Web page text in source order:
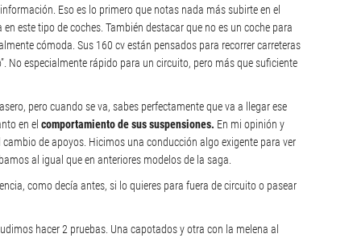
Eso es lo primero que notas nada más subirte en el
este tipo de coches. También destacar que no es un coche para
cómoda. Sus 160 cv están pensados para recorrer carreteras
No especialmente rápido para un circuito, pero más que suficiente
pero cuando se va, sabes perfectamente que va a llegar ese
en el comportamiento de sus suspensiones. En mi opinión y
de apoyos. Hicimos una conducción algo exigente para ver
al igual que en anteriores modelos de la saga.
como decía antes, si lo quieres para fuera de circuito o pasear
hacer 2 pruebas. Una capotados y otra con la melena al